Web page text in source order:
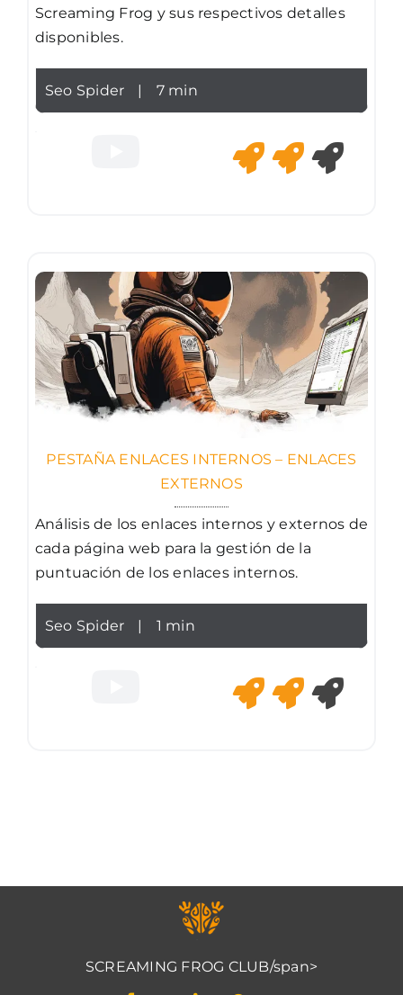
Screaming Frog y sus respectivos detalles
disponibles.
Seo Spider | 7 min
PESTAÑA ENLACES INTERNOS – ENLACES
EXTERNOS
Análisis de los enlaces internos y externos de
cada página web para la gestión de la
puntuación de los enlaces internos.
Seo Spider | 1 min
SCREAMING FROG CLUB/span>